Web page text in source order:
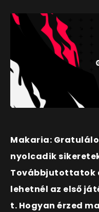
Makaria:
nyolcadik
Továbbjutottatok
lehetnél az első
t. Hogyan érzed